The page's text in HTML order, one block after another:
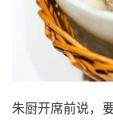
朱厨开席前说，